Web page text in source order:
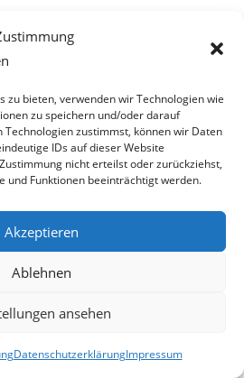
zu bieten, verwenden wir Technologien wie
zu speichern und/oder darauf
Technologien zustimmst, können wir Daten
IDs auf dieser Website
nicht erteilst oder zurückziehst,
und Funktionen beeinträchtigt werden.
Akzeptieren
Ablehnen
ansehen
DatenschutzerklärungImpressum
besser dran?
vs. arbeitende